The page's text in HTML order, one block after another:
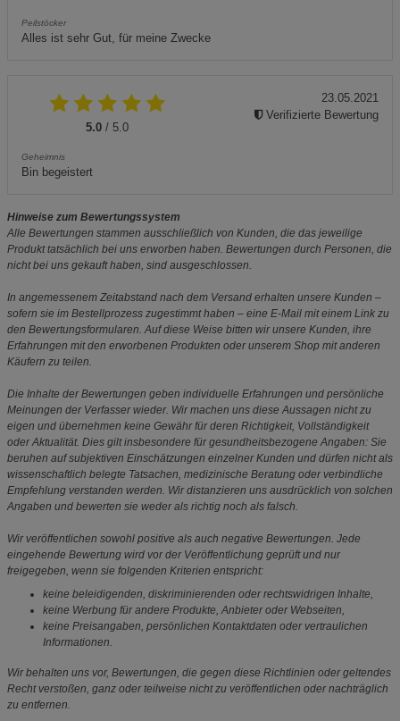
Peilstöcker
Alles ist sehr Gut, für meine Zwecke
5.0 / 5.0
Geheimnis
Bin begeistert
23.05.2021
Verifizierte Bewertung
Hinweise zum Bewertungssystem
Alle Bewertungen stammen ausschließlich von Kunden, die das jeweilige
Produkt tatsächlich bei uns erworben haben. Bewertungen durch Personen, die
nicht bei uns gekauft haben, sind ausgeschlossen.
In angemessenem Zeitabstand nach dem Versand erhalten unsere Kunden –
sofern sie im Bestellprozess zugestimmt haben – eine E-Mail mit einem Link zu
den Bewertungsformularen. Auf diese Weise bitten wir unsere Kunden, ihre
Erfahrungen mit den erworbenen Produkten oder unserem Shop mit anderen
Käufern zu teilen.
Die Inhalte der Bewertungen geben individuelle Erfahrungen und persönliche
Meinungen der Verfasser wieder. Wir machen uns diese Aussagen nicht zu
eigen und übernehmen keine Gewähr für deren Richtigkeit, Vollständigkeit
oder Aktualität. Dies gilt insbesondere für gesundheitsbezogene Angaben: Sie
beruhen auf subjektiven Einschätzungen einzelner Kunden und dürfen nicht als
wissenschaftlich belegte Tatsachen, medizinische Beratung oder verbindliche
Empfehlung verstanden werden. Wir distanzieren uns ausdrücklich von solchen
Angaben und bewerten sie weder als richtig noch als falsch.
Wir veröffentlichen sowohl positive als auch negative Bewertungen. Jede
eingehende Bewertung wird vor der Veröffentlichung geprüft und nur
freigegeben, wenn sie folgenden Kriterien entspricht:
keine beleidigenden, diskriminierenden oder rechtswidrigen Inhalte,
keine Werbung für andere Produkte, Anbieter oder Webseiten,
keine Preisangaben, persönlichen Kontaktdaten oder vertraulichen
Informationen.
Wir behalten uns vor, Bewertungen, die gegen diese Richtlinien oder geltendes
Recht verstoßen, ganz oder teilweise nicht zu veröffentlichen oder nachträglich
zu entfernen.